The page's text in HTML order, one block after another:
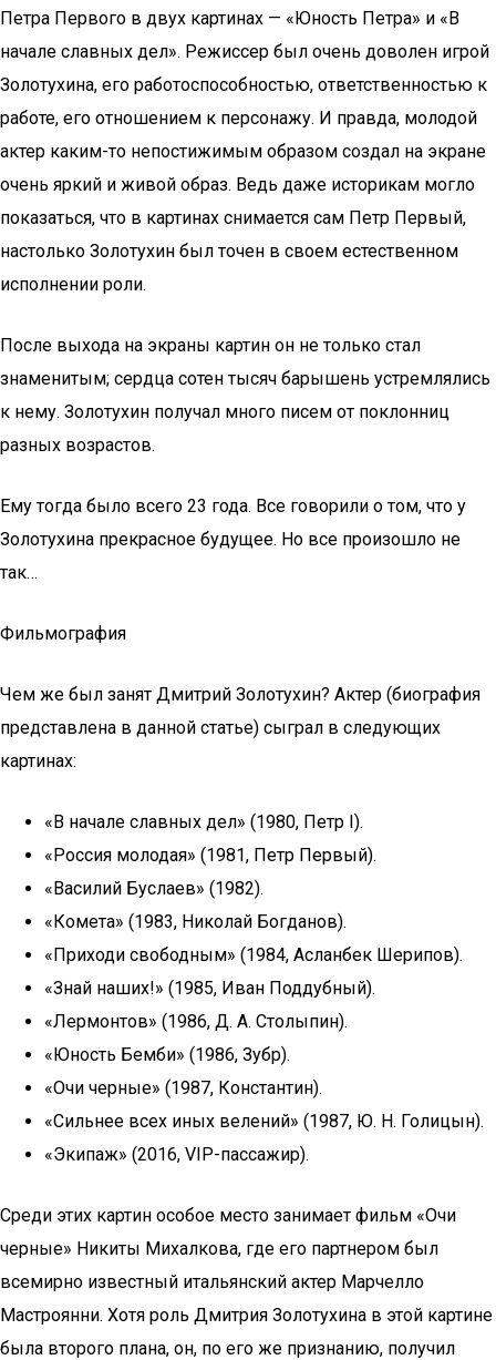
Петра Первого в двух картинах — «Юность Петра» и «В
начале славных дел». Режиссер был очень доволен игрой
Золотухина, его работоспособностью, ответственностью к
работе, его отношением к персонажу. И правда, молодой
актер каким-то непостижимым образом создал на экране
очень яркий и живой образ. Ведь даже историкам могло
показаться, что в картинах снимается сам Петр Первый,
настолько Золотухин был точен в своем естественном
исполнении роли.
После выхода на экраны картин он не только стал
знаменитым; сердца сотен тысяч барышень устремлялись
к нему. Золотухин получал много писем от поклонниц
разных возрастов.
Ему тогда было всего 23 года. Все говорили о том, что у
Золотухина прекрасное будущее. Но все произошло не
так…
Фильмография
Чем же был занят Дмитрий Золотухин? Актер (биография
представлена в данной статье) сыграл в следующих
картинах:
«В начале славных дел» (1980, Петр I).
«Россия молодая» (1981, Петр Первый).
«Василий Буслаев» (1982).
«Комета» (1983, Николай Богданов).
«Приходи свободным» (1984, Асланбек Шерипов).
«Знай наших!» (1985, Иван Поддубный).
«Лермонтов» (1986, Д. А. Столыпин).
«Юность Бемби» (1986, Зубр).
«Очи черные» (1987, Константин).
«Сильнее всех иных велений» (1987, Ю. Н. Голицын).
«Экипаж» (2016, VIP-пассажир).
Среди этих картин особое место занимает фильм «Очи
черные» Никиты Михалкова, где его партнером был
всемирно известный итальянский актер Марчелло
Мастроянни. Хотя роль Дмитрия Золотухина в этой картине
была второго плана, он, по его же признанию, получил